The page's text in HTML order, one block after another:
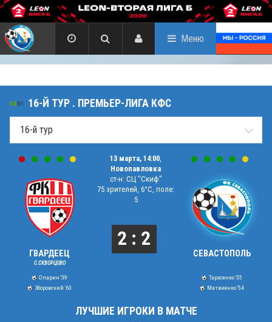
Меню
16-Й ТУР . ПРЕМЬЕР-ЛИГА КФС
ГВАРДЕЕЦ
С.СКВОРЦОВО
Опарин '39
Зборовский '63
13 марта, 14:00
Новопавловка
ст-н: СЦ "Скиф"
75 зрителей, 6°C, поле:
5
2 : 2
СЕВАСТОПОЛЬ
Тарасенко '35
Матвиенко '54
ЛУЧШИЕ ИГРОКИ В МАТЧЕ